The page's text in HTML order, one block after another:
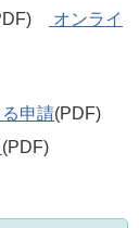
オンライ
申請(PDF)
(PDF)